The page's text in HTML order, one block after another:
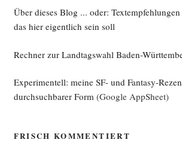
Über dieses Blog ... oder:
das hier eigentlich sein soll
Rechner zur Landtagswahl Baden-
Experimentell: meine SF- und Fantasy-
durchsuchbarer Form(Google AppSheet)
FRISCH KOMMENTIERT